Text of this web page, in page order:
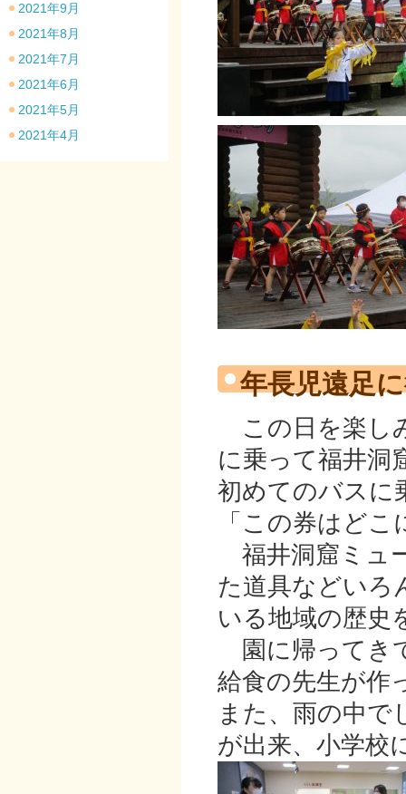
年長児遠足
この日を楽し
に乗って福井洞
初めてのバスに
「この券はど
福井洞窟ミュ
た道具などいろ
いる地域の歴史
園に帰ってき
給食の先生が作
また、雨の中で
が出来、小学校
2021年9月
2021年8月
2021年7月
2021年6月
2021年5月
2021年4月